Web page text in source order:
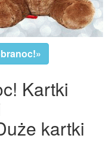
Kartki
kartki